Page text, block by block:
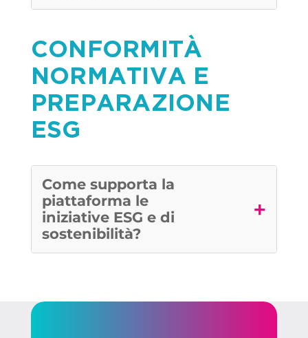
CONFORMITÀ
NORMATIVA E
PREPARAZIONE
ESG
Come supporta la
piattaforma le
iniziative ESG e di
sostenibilità?
+